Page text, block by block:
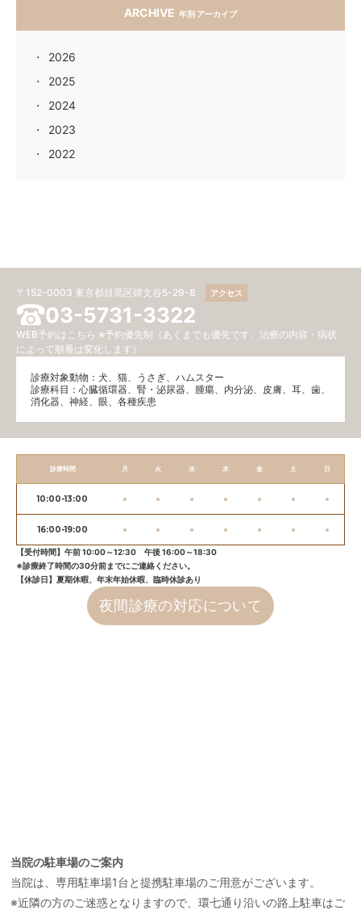
ARCHIVE 年別 アーカイブ
2026
2025
2024
2023
2022
〒152-0003 東京都目黒区碑文谷5-29-8 アクセス
03-5731-3322
WEB予約はこちら ※予約優先制（あくまでも優先です、治療の内容・病状
によって順番は変化します）
診療対象動物：犬、猫、うさぎ、ハムスター
診療科目：⼼臓循環器、腎・泌尿器、腫瘍、内分泌、⽪膚、耳、歯、
消化器、神経、眼、各種疾患
診療時間 月 火 水 木 金 土 日
10:00-13:00 ● ● ● ● ● ● ●
16:00-19:00 ● ● ● ● ● ● ●
【受付時間】午前 10:00～12:30 午後 16:00～18:30
※診療終了時間の30分前までにご連絡ください。
【休診日】夏期休暇、年末年始休暇、臨時休診あり
夜間診療の対応について
当院の駐車場のご案内
当院は、専用駐車場1台と提携駐車場のご用意がございます。
※近隣の方のご迷惑となりますので、環七通り沿いの路上駐車はご